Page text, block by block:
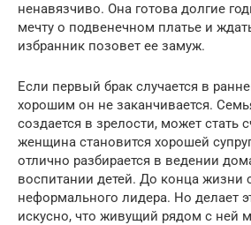
ненавязчиво. Она готова долгие
мечту о подвенечном платье и
избранник позовет ее замуж.
Если первый брак случается в
хорошим он не заканчивается.
создается в зрелости, может стать
женщина становится хорошей
отлично разбирается в ведении
воспитании детей. До конца жизни
неформального лидера. Но делает
искусно, что живущий рядом с ней